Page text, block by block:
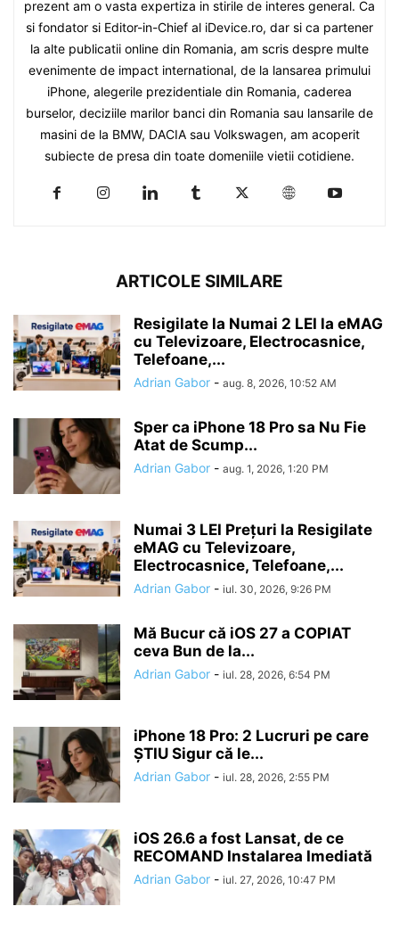
prezent am o vasta expertiza in stirile de interes general. Ca
si fondator si Editor-in-Chief al iDevice.ro, dar si ca partener
la alte publicatii online din Romania, am scris despre multe
evenimente de impact international, de la lansarea primului
iPhone, alegerile prezidentiale din Romania, caderea
burselor, deciziile marilor banci din Romania sau lansarile de
masini de la BMW, DACIA sau Volkswagen, am acoperit
subiecte de presa din toate domeniile vietii cotidiene.
ARTICOLE SIMILARE
Resigilate la Numai 2 LEI la eMAG
cu Televizoare, Electrocasnice,
Telefoane,...
Adrian Gabor - aug. 8, 2026, 10:52 AM
Sper ca iPhone 18 Pro sa Nu Fie
Atat de Scump...
Adrian Gabor - aug. 1, 2026, 1:20 PM
Numai 3 LEI Prețuri la Resigilate
eMAG cu Televizoare,
Electrocasnice, Telefoane,...
Adrian Gabor - iul. 30, 2026, 9:26 PM
Mă Bucur că iOS 27 a COPIAT
ceva Bun de la...
Adrian Gabor - iul. 28, 2026, 6:54 PM
iPhone 18 Pro: 2 Lucruri pe care
ȘTIU Sigur că le...
Adrian Gabor - iul. 28, 2026, 2:55 PM
iOS 26.6 a fost Lansat, de ce
RECOMAND Instalarea Imediată
Adrian Gabor - iul. 27, 2026, 10:47 PM